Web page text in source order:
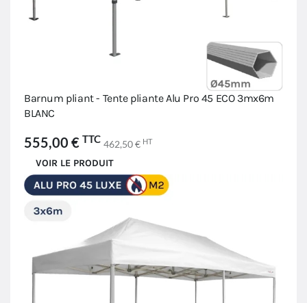
Barnum pliant - Tente pliante Alu Pro 45 ECO 3mx6m
BLANC
555,00 € TTC 462,50 € HT
VOIR LE PRODUIT